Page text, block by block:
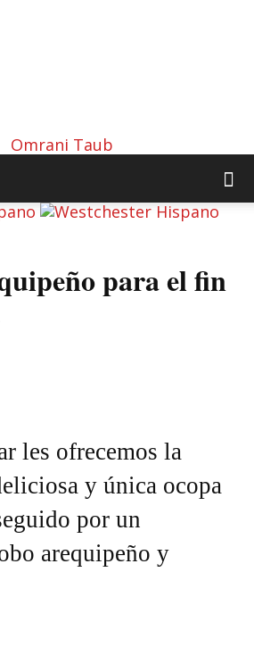
para el fin
les ofrecemos la
y única ocopa
por un
arequipeño y